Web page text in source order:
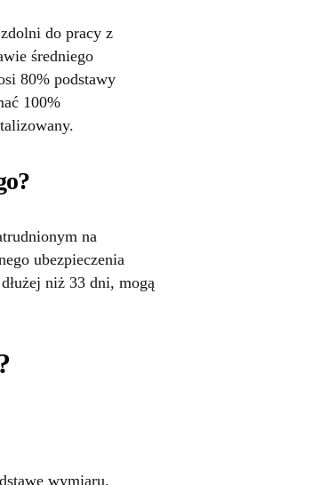
do pracy z
średniego
80% podstawy
100%
na
ubezpieczenia
niż 33 dni, mogą
wymiaru.